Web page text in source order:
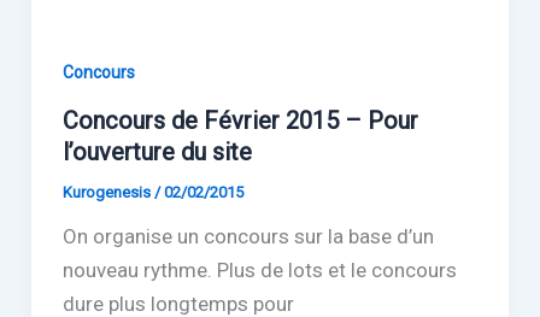
Concours
Concours de Février 2015 – Pour
l’ouverture du site
Kurogenesis /02/02/2015
On organise un concours sur la base d’un
nouveau rythme. Plus de lots et le concours
dure plus longtemps pour